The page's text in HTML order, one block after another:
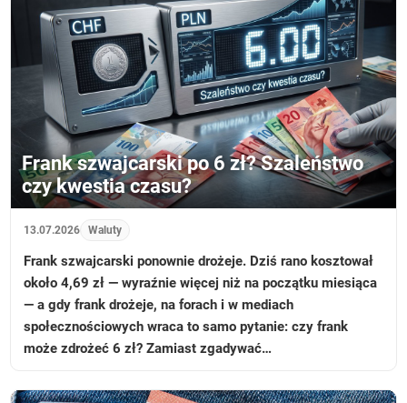
Frank szwajcarski po 6 zł? Szaleństwo
czy kwestia czasu?
13.07.2026 Waluty
Frank szwajcarski ponownie drożeje. Dziś rano kosztował
około 4,69 zł — wyraźnie więcej niż na początku miesiąca
— a gdy frank drożeje, na forach i w mediach
społecznościowych wraca to samo pytanie: czy frank
może zdrożeć 6 zł? Zamiast zgadywać…